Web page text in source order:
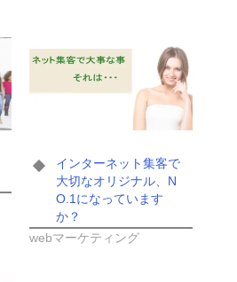
インターネット集客で
大切なオリジナル、N
O.1になっています
か？
webマーケティング